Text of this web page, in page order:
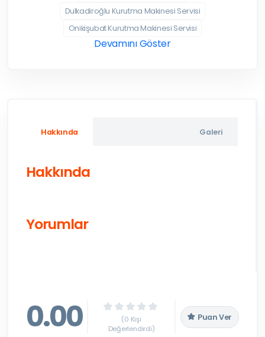
Dulkadiroğlu Kurutma Makinesi Servisi
Onikişubat Kurutma Makinesi Servisi
Devamını Göster
Hakkında Galeri
Hakkında
Yorumlar
0.00
(0 Kişi
Değerlendirdi)
Puan Ver